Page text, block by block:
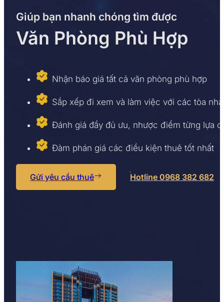
Giúp bạn nhanh chóng tìm được
Văn Phòng Phù Hợp
Nhận báo giá tất cả văn phòng phù hợp
Sắp xếp đi xem và làm việc với các tòa nhà
Đánh giá đầy đủ ưu, nhược điểm từng lựa
Đàm phán giá các điều kiện thuê tốt nhất
Gửi yêu cầu thuê Hotline 0968 382 682